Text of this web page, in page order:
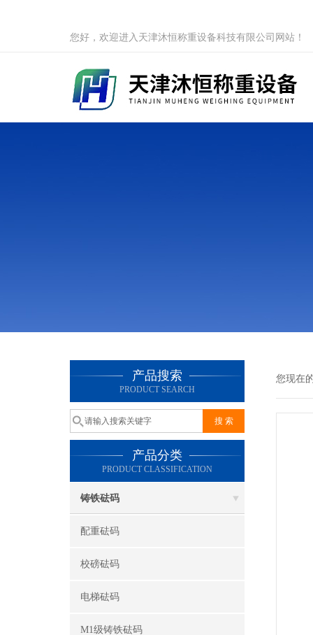
您好，欢迎进入天津沐恒称重设备科技有限公司网站！
产品搜索
PRODUCT SEARCH
产品分类
PRODUCT CLASSIFICATION
铸铁砝码
配重砝码
校磅砝码
电梯砝码
M1级铸铁砝码
您现在